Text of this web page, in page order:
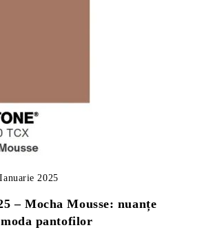
– Mocha Mousse: nuanțe
pantofilor
2025